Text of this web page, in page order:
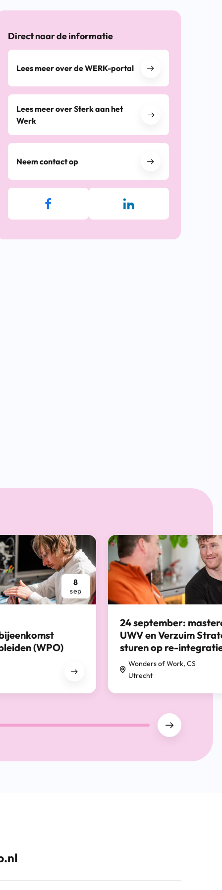
Direct naar de informatie
Lees meer over de WERK-portal
Lees meer over Sterk aan het
Werk
Neem contact op
8
sep
(WPO)
24 september:
UWV en Verzuim
sturen op re-
24 september 2026
Wonders of Work, CS
Utrecht